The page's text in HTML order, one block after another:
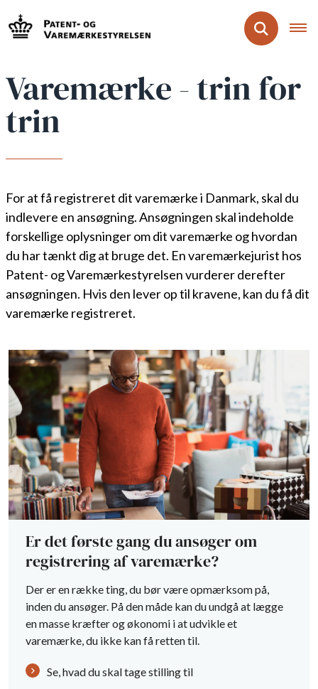
Varemærke - trin for
trin
For at få registreret dit varemærke i Danmark, skal du
indlevere en ansøgning. Ansøgningen skal indeholde
forskellige oplysninger om dit varemærke og hvordan
du har tænkt dig at bruge det. En varemærkejurist hos
Patent- og Varemærkestyrelsen vurderer derefter
ansøgningen. Hvis den lever op til kravene, kan du få dit
varemærke registreret.
Er det første gang du ansøger om
registrering af varemærke?
Der er en række ting, du bør være opmærksom på,
inden du ansøger. På den måde kan du undgå at lægge
en masse kræfter og økonomi i at udvikle et
varemærke, du ikke kan få retten til.
Se, hvad du skal tage stilling til